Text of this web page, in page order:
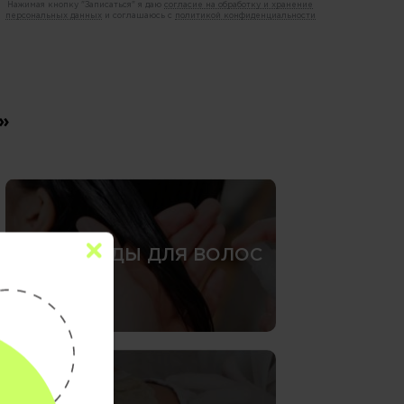
Нажимая кнопку "Записаться" я даю
согласие на обработку и хранение
персональных данных
и соглашаюсь с политикой конфиденциальности
СПА-УХОДЫ ДЛЯ ВОЛОС